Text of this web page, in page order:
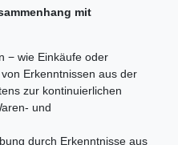
mit
− wie Einkäufe oder
Erkenntnissen aus der
zur kontinuierlichen
und
durch Erkenntnisse aus